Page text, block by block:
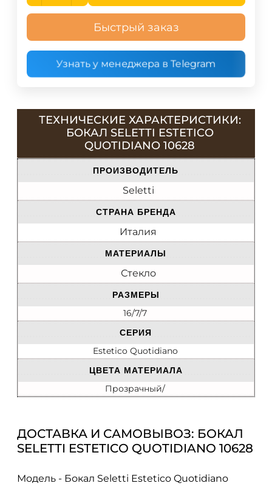
Быстрый заказ
Узнать у менеджера в Telegram
ТЕХНИЧЕСКИЕ ХАРАКТЕРИСТИКИ:
БОКАЛ SELETTI ESTETICO
QUOTIDIANO 10628
ПРОИЗВОДИТЕЛЬ
Seletti
СТРАНА БРЕНДА
Италия
МАТЕРИАЛЫ
Стекло
РАЗМЕРЫ
16/7/7
СЕРИЯ
Estetico Quotidiano
ЦВЕТА МАТЕРИАЛА
Прозрачный/
ДОСТАВКА И САМОВЫВОЗ: БОКАЛ
SELETTI ESTETICO QUOTIDIANO 10628
Модель - Бокал Seletti Estetico Quotidiano